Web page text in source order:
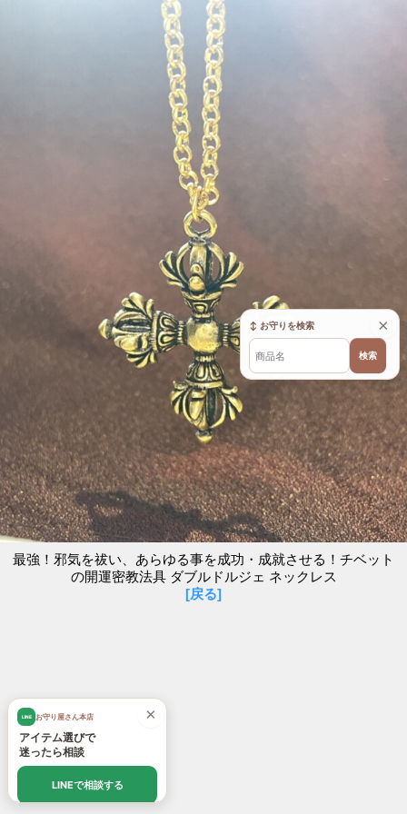
最強！邪気を祓い、あらゆる事を成功・成就させる！チベット
の開運密教法具 ダブルドルジェ ネックレス
[戻る]
×
LINE お守り屋さん本店
アイテム選びで
迷ったら相談
LINEで相談する
×
↕ お守りを検索
検索